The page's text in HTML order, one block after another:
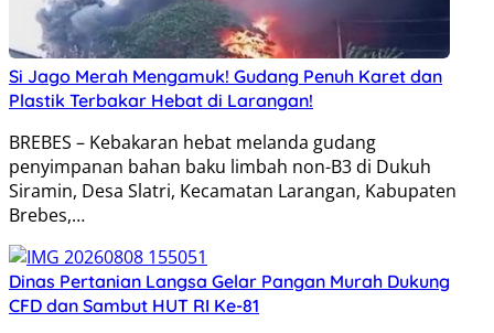
Si Jago Merah Mengamuk! Gudang Penuh Karet dan
Plastik Terbakar Hebat di Larangan!
BREBES – Kebakaran hebat melanda gudang
penyimpanan bahan baku limbah non-B3 di Dukuh
Siramin, Desa Slatri, Kecamatan Larangan, Kabupaten
Brebes,…
Dinas Pertanian Langsa Gelar Pangan Murah Dukung
CFD dan Sambut HUT RI Ke-81